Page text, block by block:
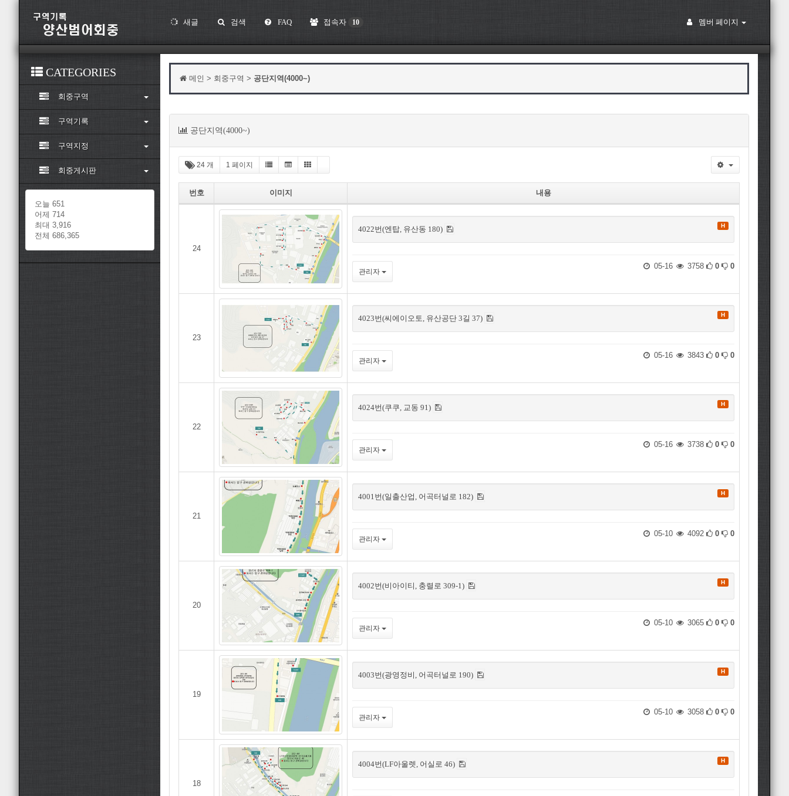
새글 검색 FAQ 접속자 10 멤버 페이지
CATEGORIES
회중구역
구역기록
구역지정
회중게시판
오늘 651
어제 714
최대 3,916
전체 686,365
메인 > 회중구역 > 공단지역(4000~)
공단지역(4000~)
24 개 1 페이지
번호 이미지 내용
24
4022번(엔탑, 유산동 180) H
관리자
05-16 3758 0 0
23
4023번(씨에이오토, 유산공단 3길 37) H
관리자
05-16 3843 0 0
22
4024번(쿠쿠, 교동 91) H
관리자
05-16 3738 0 0
21
4001번(일출산업, 어곡터널로 182) H
관리자
05-10 4092 0 0
20
4002번(비아이티, 충렬로 309-1) H
관리자
05-10 3065 0 0
19
4003번(광영정비, 어곡터널로 190) H
관리자
05-10 3058 0 0
18
4004번(LF아울렛, 어실로 46) H